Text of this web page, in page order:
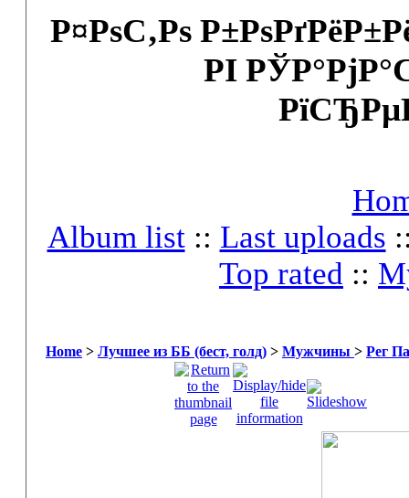
Р¤РѕС‚Рѕ
РІ
Album list:: Last uploads
Top rated ::
Home > Лучшее из ББ (бест, голд) > Мужчины > Рег